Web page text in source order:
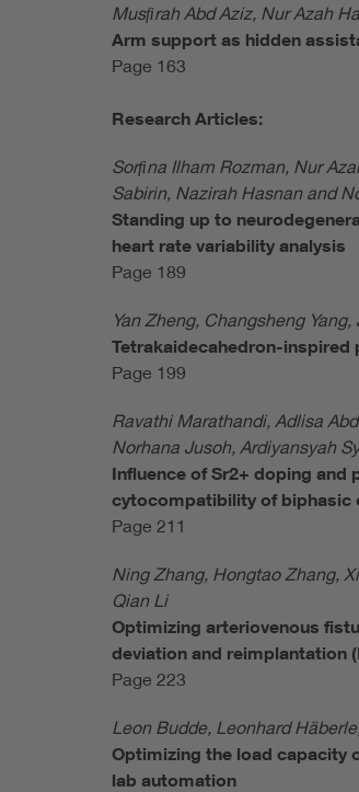
Musﬁrah Abd Aziz, Nur Azah
Arm support as hidden
Page 163
Research Articles:
Sorﬁna Ilham Rozman, Nur
Sabirin, Nazirah Hasnan and
Standing up to
heart rate variability analysis
Page 189
Yan Zheng, Changsheng
Tetrakaidecahedron-
Page 199
Ravathi Marathandi, Adlisa
Norhana Jusoh, Ardiyansyah
Influence of Sr2+ doping
cytocompatibility of biphasic
Page 211
Ning Zhang, Hongtao Zhang,
Qian Li
Optimizing arteriovenous
deviation and reimplantation
Page 223
Leon Budde, Leonhard
Optimizing the load capacity
lab automation